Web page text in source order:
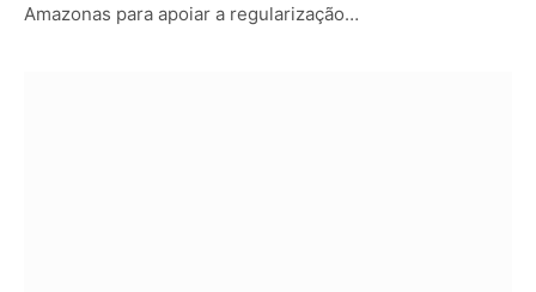
Amazonas para apoiar a regularização…